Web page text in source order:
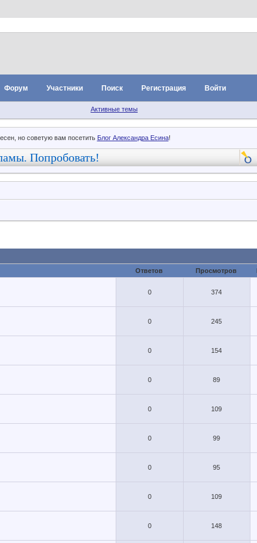
Форум Участники Поиск Регистрация Войти
Активные темы
но советую вам посетить Блог Александра Есина!
Попробовать!
Ответов Просмотров
0
374
0
245
0
154
0
89
0
109
0
99
0
95
0
109
0
148